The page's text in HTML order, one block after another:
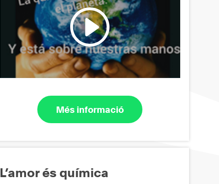
Més informació
L’amor és química